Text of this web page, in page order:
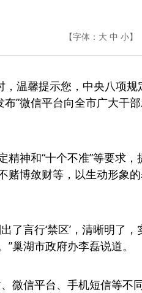
【字体： 大 中 小
，温馨提示您，中央八项规
”微信平台向全市广大干
神和“十个不准”等要求，
赌博敛财等，以生动形象
了言行‘禁区’，清晰明了，
巢湖市政府办李磊说道。
微信平台、手机短信等不